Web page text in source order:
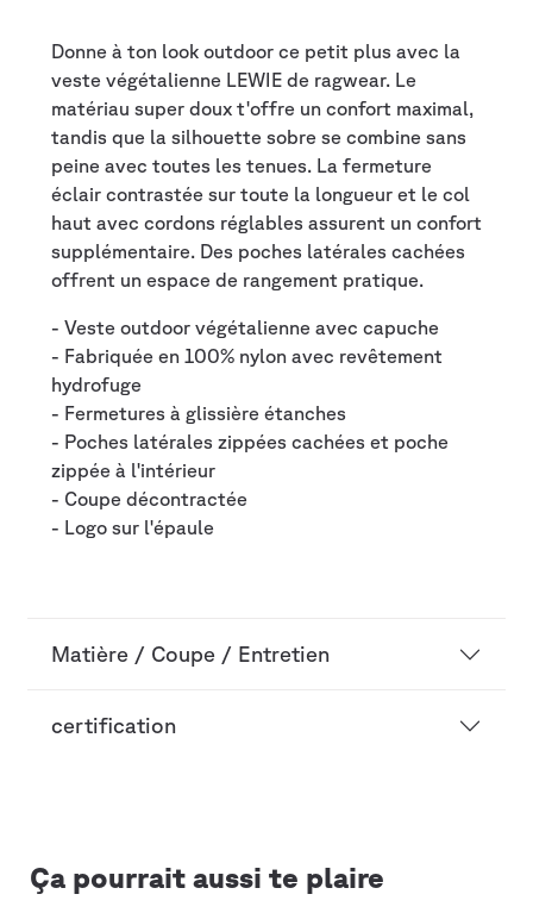
Donne à ton look outdoor ce petit plus avec la
veste végétalienne LEWIE de ragwear. Le
matériau super doux t'offre un confort maximal,
tandis que la silhouette sobre se combine sans
peine avec toutes les tenues. La fermeture
éclair contrastée sur toute la longueur et le col
haut avec cordons réglables assurent un confort
supplémentaire. Des poches latérales cachées
offrent un espace de rangement pratique.
- Veste outdoor végétalienne avec capuche
- Fabriquée en 100% nylon avec revêtement
hydrofuge
- Fermetures à glissière étanches
- Poches latérales zippées cachées et poche
zippée à l'intérieur
- Coupe décontractée
- Logo sur l'épaule
Matière / Coupe / Entretien
certification
Ça pourrait aussi te plaire